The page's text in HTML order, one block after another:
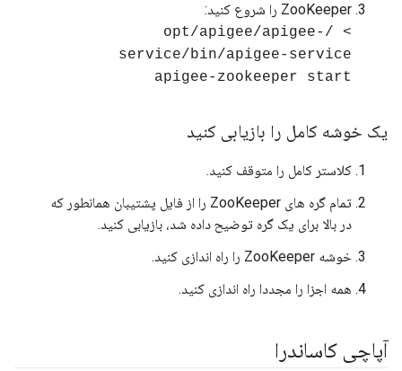
ZooKeeper را شروع کنید:
> /opt/apigee/apigee-
service/bin/apigee-service
apigee-zookeeper start
یک خوشه کامل را بازیابی کنید
کلاستر کامل را متوقف کنید.
تمام گره های ZooKeeper را از فایل پشتیبان همانطور که
در بالا برای یک گره توضیح داده شد، بازیابی کنید.
خوشه ZooKeeper را راه اندازی کنید.
همه اجزا را مجددا راه اندازی کنید.
آپاچی کاساندرا